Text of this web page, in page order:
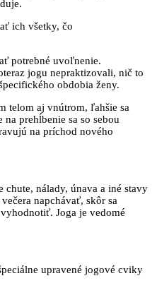
ich všetky, čo
potrebné uvoľnenie.
jogu nepraktizovali, nič to
obdobia ženy.
telom aj vnútrom, ľahšie sa
prehĺbenie sa so sebou
na príchod nového
chute, nálady, únava a iné stavy
napchávať, skôr sa
Joga je vedomé
upravené jogové cviky